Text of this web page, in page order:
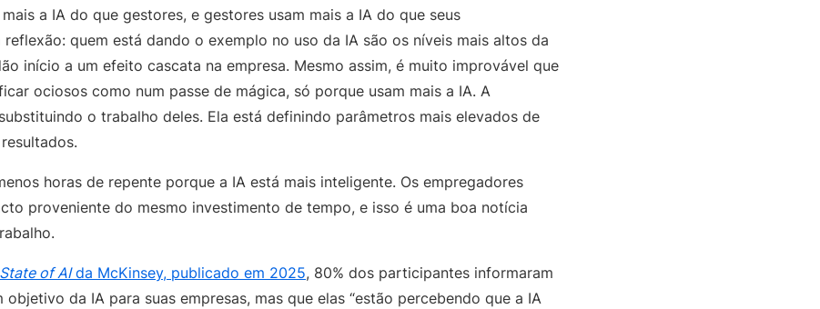
a IA do que gestores, e gestores usam mais a IA do que seus
reflexão: quem está dando o exemplo no uso da IA são os níveis mais altos da
início a um efeito cascata na empresa. Mesmo assim, é muito improvável que
ociosos como num passe de mágica, só porque usam mais a IA. A
o trabalho deles. Ela está definindo parâmetros mais elevados de
horas de repente porque a IA está mais inteligente. Os empregadores
proveniente do mesmo investimento de tempo, e isso é uma boa notícia
State of AIda McKinsey, publicado em 2025, 80% dos participantes informaram
objetivo da IA para suas empresas, mas que elas “estão percebendo que a IA